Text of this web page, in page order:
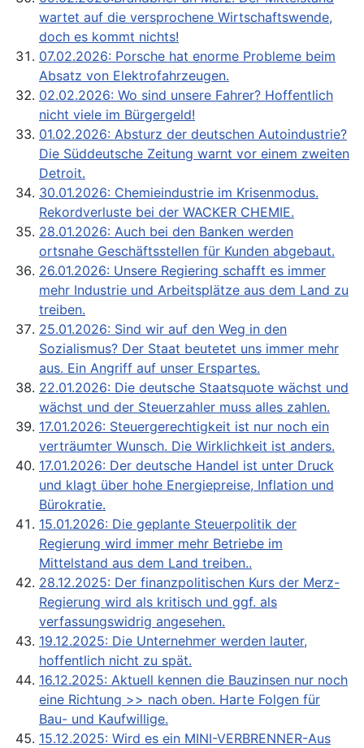
wartet auf die versprochene Wirtschaftswende,
doch es kommt nichts!
07.02.2026: Porsche hat enorme Probleme beim
Absatz von Elektrofahrzeugen.
02.02.2026: Wo sind unsere Fahrer? Hoffentlich
nicht viele im Bürgergeld!
01.02.2026: Absturz der deutschen Autoindustrie?
Die Süddeutsche Zeitung warnt vor einem zweiten
Detroit.
30.01.2026: Chemieindustrie im Krisenmodus.
Rekordverluste bei der WACKER CHEMIE.
28.01.2026: Auch bei den Banken werden
ortsnahe Geschäftsstellen für Kunden abgebaut.
26.01.2026: Unsere Regiering schafft es immer
mehr Industrie und Arbeitsplätze aus dem Land zu
treiben.
25.01.2026: Sind wir auf den Weg in den
Sozialismus? Der Staat beutetet uns immer mehr
aus. Ein Angriff auf unser Erspartes.
22.01.2026: Die deutsche Staatsquote wächst und
wächst und der Steuerzahler muss alles zahlen.
17.01.2026: Steuergerechtigkeit ist nur noch ein
verträumter Wunsch. Die Wirklichkeit ist anders.
17.01.2026: Der deutsche Handel ist unter Druck
und klagt über hohe Energiepreise, Inflation und
Bürokratie.
15.01.2026: Die geplante Steuerpolitik der
Regierung wird immer mehr Betriebe im
Mittelstand aus dem Land treiben..
28.12.2025: Der finanzpolitischen Kurs der Merz-
Regierung wird als kritisch und ggf. als
verfassungswidrig angesehen.
19.12.2025: Die Unternehmer werden lauter,
hoffentlich nicht zu spät.
16.12.2025: Aktuell kennen die Bauzinsen nur noch
eine Richtung >> nach oben. Harte Folgen für
Bau- und Kaufwillige.
15.12.2025: Wird es ein MINI-VERBRENNER-Aus